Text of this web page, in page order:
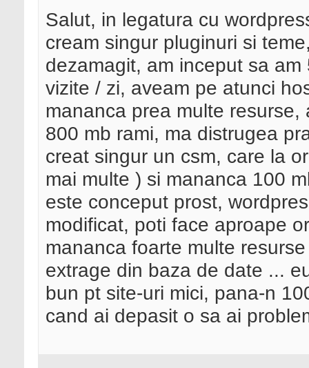
Salut, in legatura cu
cream singur pluginuri si
dezamagit, am inceput sa
vizite / zi, aveam pe atunci
mananca prea multe
800 mb rami, ma distrugea
creat singur un csm, care la
mai multe ) si mananca 100
este conceput prost,
modificat, poti face aproape
mananca foarte multe
extrage din baza de date ...
bun pt site-uri mici, pana-n
cand ai depasit o sa ai